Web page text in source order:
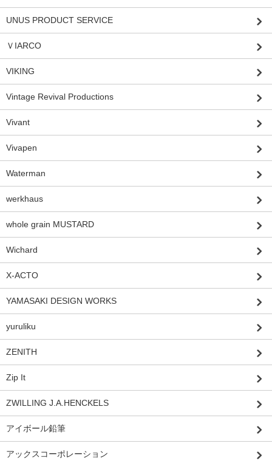
UNUS PRODUCT SERVICE
ＶIARCO
VIKING
Vintage Revival Productions
Vivant
Vivapen
Waterman
werkhaus
whole grain MUSTARD
Wichard
X-ACTO
YAMASAKI DESIGN WORKS
yuruliku
ZENITH
Zip It
ZWILLING J.A.HENCKELS
アイボール鉛筆
アックスコーポレーション